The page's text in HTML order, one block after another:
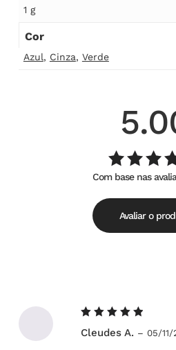
1 g
Cor
Azul, Cinza, Verde
5.00
5
Com base nas
Avaliar o
5de 5
Cleudes A. – 05/11/